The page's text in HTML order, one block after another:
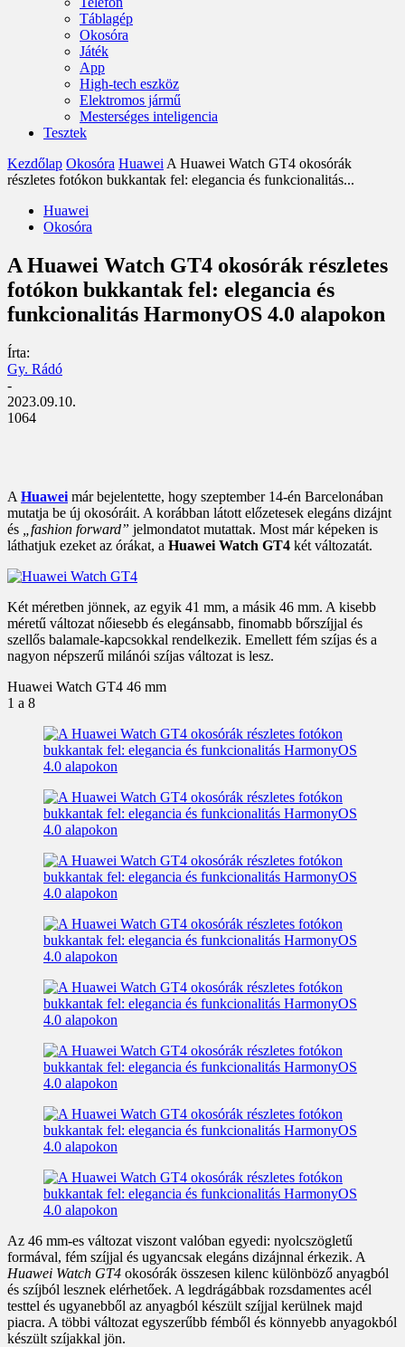
Táblagép
Okosóra
Játék
App
High-tech eszköz
Elektromos jármű
Mesterséges inteligencia
Tesztek
Kezdőlap Okosóra Huawei A Huawei Watch GT4 okosórák
részletes fotókon bukkantak fel: elegancia és funkcionalitás...
Huawei
Okosóra
A Huawei Watch GT4 okosórák részletes
fotókon bukkantak fel: elegancia és
funkcionalitás HarmonyOS 4.0 alapokon
Írta:
Gy. Rádó
-
2023.09.10.
1064
A Huawei már bejelentette, hogy szeptember 14-én Barcelonában
mutatja be új okosóráit. A korábban látott előzetesek elegáns dizájnt
és
„fashion forward” jelmondatot mutattak. Most már képeken is
láthatjuk ezeket az órákat, a Huawei Watch GT4 két változatát.
Két méretben jönnek, az egyik 41 mm, a másik 46 mm. A kisebb
méretű változat nőiesebb és elegánsabb, finomabb bőrszíjjal és
szellős balamale-kapcsokkal rendelkezik. Emellett fém szíjas és a
nagyon népszerű milánói szíjas változat is lesz.
Huawei Watch GT4 46 mm
1 a 8
Az 46 mm-es változat viszont valóban egyedi: nyolcszögletű
formával, fém szíjjal és ugyancsak elegáns dizájnnal érkezik. A
Huawei Watch GT4 okosórák összesen kilenc különböző anyagból
és szíjból lesznek elérhetőek. A legdrágábbak rozsdamentes acél
testtel és ugyanebből az anyagból készült szíjjal kerülnek majd
piacra. A többi változat egyszerűbb fémből és könnyebb anyagokból
készült szíjakkal jön.